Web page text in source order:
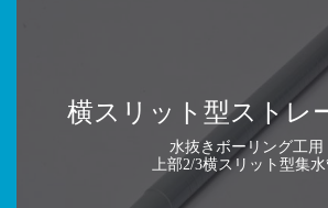
横スリット型ストレ
水抜きボーリング工用
上部2/3横スリット型集水